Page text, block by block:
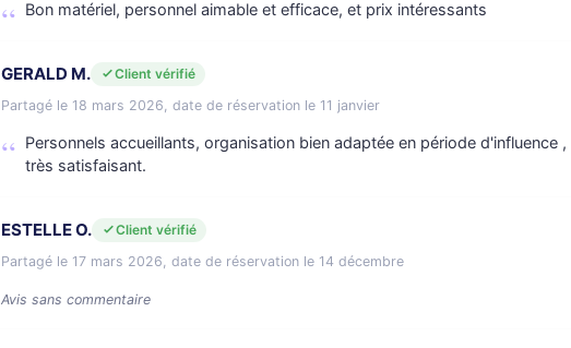
Bon matériel, personnel aimable et efficace, et prix intéressants
GERALD M.
Client vérifié
Partagé le 18 mars 2026, date de réservation le 11 janvier
Personnels accueillants, organisation bien adaptée en période d'influence
très satisfaisant.
ESTELLE O.
Client vérifié
Partagé le 17 mars 2026, date de réservation le 14 décembre
Avis sans commentaire